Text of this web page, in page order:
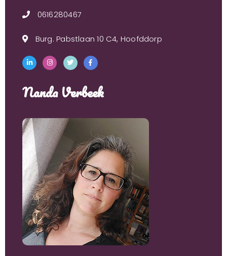
0616280467
Burg. Pabstlaan 10 C4, Hoofddorp
Nanda Verbeek